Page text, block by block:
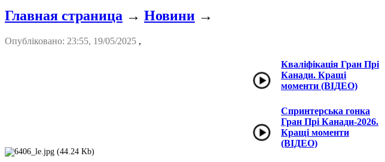
Главная страница → Новини →
Опубліковано: 23:55, 19/05/2025 ,
Кваліфікація Гран Прі
Канади. Кращі
моменти (ВІДЕО)
Спринтерська гонка
Гран Прі Канади-2026.
Кращі моменти
(ВІДЕО)